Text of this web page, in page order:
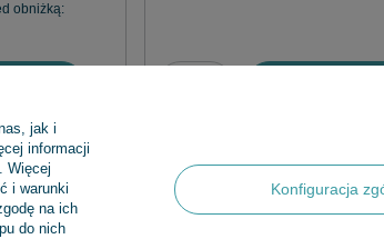
obniżką:
jak i
informacji
Więcej
i warunki
na ich
do nich
Konfiguracja